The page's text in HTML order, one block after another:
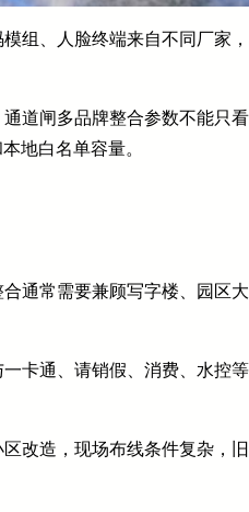
组、人脸终端来自不同厂家
道闸多品牌整合参数不能只
地白名单容量。
通常需要兼顾写字楼、园区
卡通、请销假、消费、水控
改造，现场布线条件复杂，